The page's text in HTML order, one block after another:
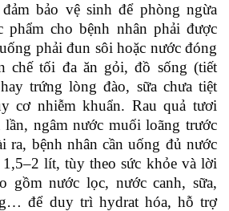
bảo vệ sinh để phòng ngừa
phẩm cho bệnh nhân phải được
phải đun sôi hoặc nước đóng
chế tối đa ăn gỏi, đồ sống (tiết
trứng lòng đào, sữa chưa tiệt
cơ nhiễm khuẩn. Rau quả tươi
lần, ngâm nước muối loãng trước
ra, bệnh nhân cần uống đủ nước
lít, tùy theo sức khỏe và lời
gồm nước lọc, nước canh, sữa,
để duy trì hydrat hóa, hỗ trợ